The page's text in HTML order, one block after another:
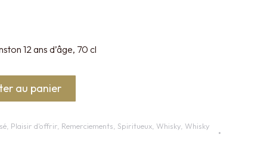
12 ans d’âge, 70 cl
au panier
Plaisir d'offrir Remerciements Spiritueux Whisky Whisky